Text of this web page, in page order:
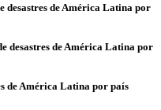
desastres de América Latina por
desastres de América Latina por
de América Latina por país